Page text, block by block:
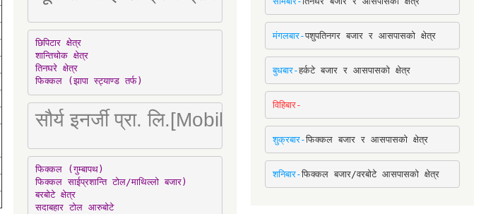
छिपिटार क्षेत्र
शान्तिचोक क्षेत्र
तिनघरे क्षेत्र
फिक्कल (झापा स्ट्याण्ड तर्फ)
सौर्य इनर्जी प्रा. लि.[Mobile : 9842780266]
फिक्कल (गुम्बापथ)
फिक्कल साईप्रशान्ति टोल/माथिल्लो बजार)
बरबोटे क्षेत्र
सदाबहार टोल आरुबोटे
मंगलबार-पशुपतिनगर बजार र आसपासको क्षेत्र
बुधबार-हर्कटे बजार र आसपासको क्षेत्र
विहिबार-
शुक्रबार-फिक्कल बजार र आसपासको क्षेत्र
शनिबार-फिक्कल बजार/वरबोटे आसपासको क्षेत्र